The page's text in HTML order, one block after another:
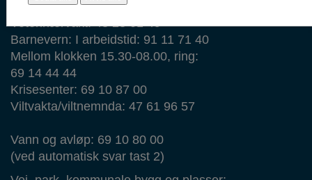
Veterinærvakt: 48 28 01 49
Barnevern: I arbeidstid: 91 11 71 40
Mellom klokken 15.30-08.00, ring:
69 14 44 44
Krisesenter: 69 10 87 00
Viltvakta/viltnemnda: 47 61 96 57
Vann og avløp: 69 10 80 00
(ved automatisk svar tast 2)